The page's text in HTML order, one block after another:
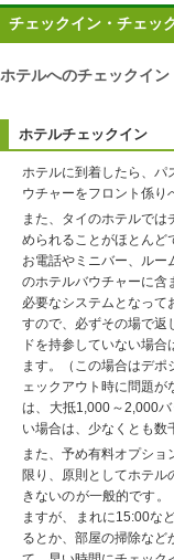
チェックイン・チェッ
ホテルへのチェックイン
ホテルチェックイン
ホテルに到着したら、パ
ウチャーをフロント係り
また、タイのホテルで
められることがほとんど
お電話やミニバー、ルー
のホテルバウチャーに含
必要なシステムとなって
すので、必ずその場で返
ドを持参していない場
ます。（この場合はデ
ェックアウト時に問題
は、大抵1,000～2,000
い場合は、少なくとも数
また、予め有料オプシ
限り、原則としてホテル
きないのが一般的です
ますが、まれに15:00な
るとか、部屋の掃除など